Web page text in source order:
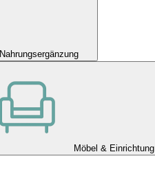
Nahrungsergänzung
Möbel & Einrichtung